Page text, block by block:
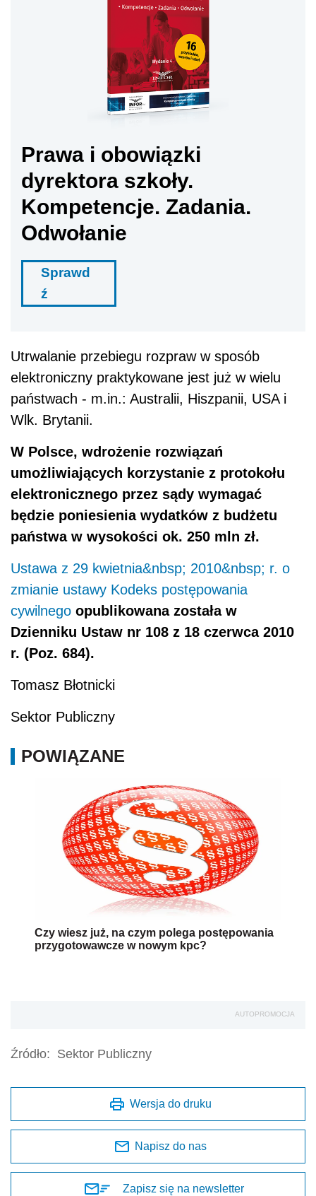
Prawa i obowiązki
dyrektora szkoły.
Kompetencje. Zadania.
Odwołanie
Sprawd
ź
Utrwalanie przebiegu rozpraw w sposób
elektroniczny praktykowane jest już w wielu
państwach - m.in.: Australii, Hiszpanii, USA i
Wlk. Brytanii.
W Polsce, wdrożenie rozwiązań
umożliwiających korzystanie z protokołu
elektronicznego przez sądy wymagać
będzie poniesienia wydatków z budżetu
państwa w wysokości ok. 250 mln zł.
Ustawa z 29 kwietnia&nbsp; 2010&nbsp; r. o
zmianie ustawy Kodeks postępowania
cywilnego opublikowana została w
Dzienniku Ustaw nr 108 z 18 czerwca 2010
r. (Poz. 684).
Tomasz Błotnicki
Sektor Publiczny
POWIĄZANE
Czy wiesz już, na czym polega postępowania
przygotowawcze w nowym kpc?
AUTOPROMOCJA
Źródło: Sektor Publiczny
Wersja do druku
Napisz do nas
Zapisz się na newsletter